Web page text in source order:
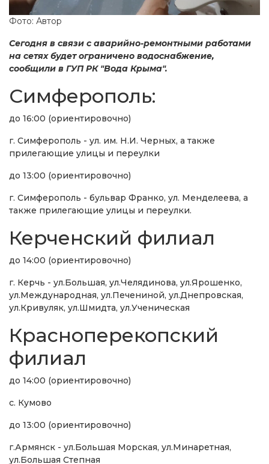
Фото: Автор
Сегодня в связи с аварийно-ремонтными работами
на сетях будет ограничено водоснабжение,
сообщили в ГУП РК "Вода Крыма".
Симферополь:
до 16:00 (ориентировочно)
г. Симферополь - ул. им. Н.И. Черных, а также
прилегающие улицы и переулки
до 13:00 (ориентировочно)
г. Симферополь - бульвар Франко, ул. Менделеева, а
также прилегающие улицы и переулки.
Керченский филиал
до 14:00 (ориентировочно)
г. Керчь - ул.Большая, ул.Челядинова, ул.Ярошенко,
ул.Международная, ул.Печениной, ул.Днепровская,
ул.Кривуляк, ул.Шмидта, ул.Ученическая
Красноперекопский
филиал
до 14:00 (ориентировочно)
с. Кумово
до 13:00 (ориентировочно)
г.Армянск - ул.Большая Морская, ул.Минаретная,
ул.Большая Степная